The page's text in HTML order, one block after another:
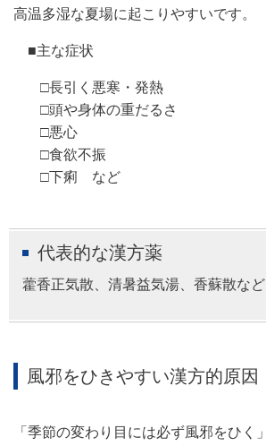
高温多湿な夏場に起こりやすいです。
■主な症状
□長引く悪寒・発熱
□頭や身体の重だるさ
□悪心
□食欲不振
□下痢 など
代表的な漢方薬
藿香正気散、清暑益気湯、香蘇散など
風邪をひきやすい漢方的原因
「季節の変わり目には必ず風邪をひく」